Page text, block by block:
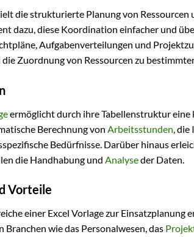
die strukturierte Planung von Ressourcen
dazu, diese Koordination einfacher und
Aufgabenverteilungen und
Zuordnung von Ressourcen zu
ermöglicht durch ihre Tabellenstruktur
Berechnung von Arbeitsstunden ,
Bedürfnisse. Darüber hinaus
die Handhabung und Analyseder Daten.
Vorteile
einer Excel Vorlage zur Einsatzplanung
wie das Personalwesen, das